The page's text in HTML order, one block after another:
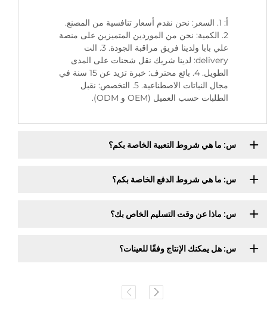
أ: 1. السعر: نحن نقدم أسعار تنافسية من المصنع.
2. الكمية: نحن من الموردين المتميزين على منصة
علي بابا ولدينا فريق مراقبة الجودة. 3. الت
delivery: لدينا شريك نقل شحنات على المدى
الطويل. 4. بائع محترف: خبرة تزيد عن 15 سنة في
مجال النباتات الاصطناعية. 5. التخصص: نقبل
الطلبات حسب العميل (OEM و ODM).
س: ما هي شروط التعبية الخاصة بكم؟
س: ما هي شروط الدفع الخاصة بكم؟
س: ماذا عن وقت التسليم الخاص بك؟
س: هل يمكنك الإنتاج وفقًا للعينات؟